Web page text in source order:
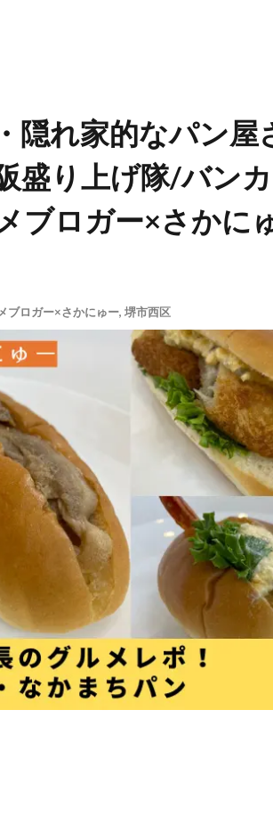
隠れ家的なパン屋
盛り上げ隊/バン
ブロガー×さかに
ブロガー×さかにゅー, 堺市西区